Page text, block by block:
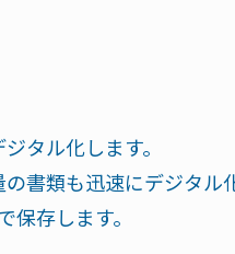
タル化します。
書類も迅速にデジタル
存します。